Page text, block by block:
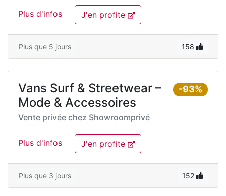
Plus d'infos J'en profite
Plus que 5 jours 158
-93%
Vans Surf & Streetwear –
Mode & Accessoires
Vente privée chez Showroomprivé
Plus d'infos J'en profite
Plus que 3 jours 152